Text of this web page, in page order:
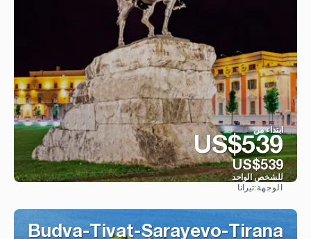
ابتداء من
US$539
US$539
للشخص الواحد
الوجهة:تيرانا
Budva-Tivat-Sarayevo-Tirana